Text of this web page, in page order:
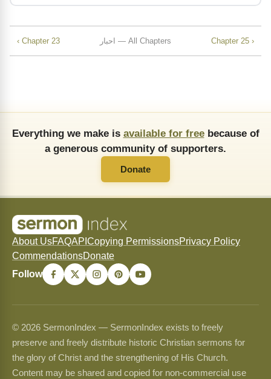
‹ Chapter 23 احبار — All Chapters Chapter 25 ›
Everything we make is available for freebecause of
a generous community of supporters.
Donate
About UsFAQAPI Copying PermissionsPrivacy Policy
CommendationsDonate
Follow
© 2026 SermonIndex — SermonIndex exists to freely
preserve and freely distribute historic Christian sermons for
the glory of Christ and the strengthening of His Church.
Content may be shared and copied for non-commercial use